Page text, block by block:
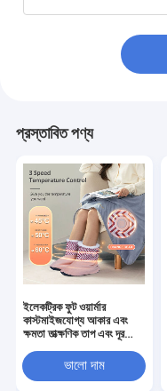
প্রস্তাবিত পণ্য
ইলেকট্রিক ফুট ওয়ার্মার
কাস্টমাইজযোগ্য আকার এবং
ক্ষমতা তাত্ক্ষণিক তাপ এবং দূর
প্রবাহ উন্নত করতে প্রস্তাব
ভালো দাম